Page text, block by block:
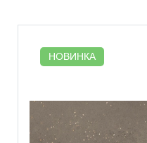
НОВИНКА